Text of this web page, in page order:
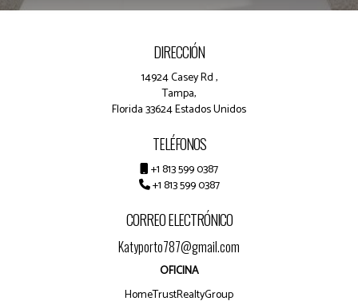
DIRECCIÓN
14924 Casey Rd ,
Tampa,
Florida 33624 Estados Unidos
TELÉFONOS
+1 813 599 0387
+1 813 599 0387
CORREO ELECTRÓNICO
Katyporto787@gmail.com
OFICINA
HomeTrustRealtyGroup